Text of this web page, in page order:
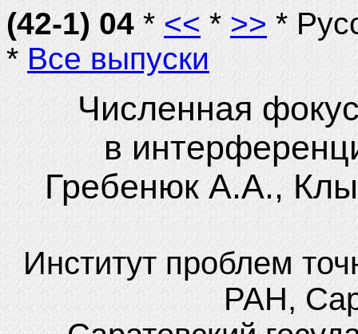
(42-1) 04*<< * >>*
*Все выпуски
Численная
в
Гребенюк А.А.,
Институт проблем
РАН,